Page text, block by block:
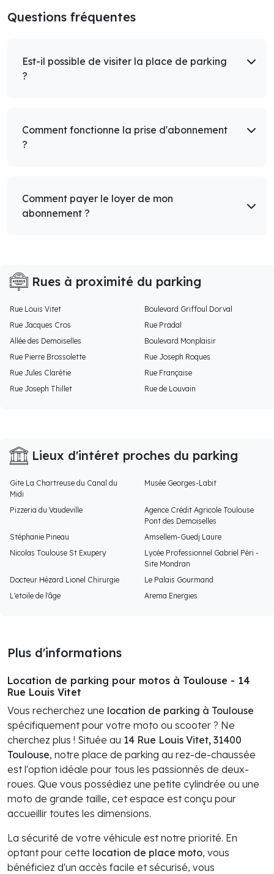
Questions fréquentes
Est-il possible de visiter la place de parking
?
Comment fonctionne la prise d'abonnement
?
Comment payer le loyer de mon
abonnement ?
Rues à proximité du parking
Rue Louis Vitet
Boulevard Griffoul Dorval
Rue Jacques Cros
Rue Pradal
Allée des Demoiselles
Boulevard Monplaisir
Rue Pierre Brossolette
Rue Joseph Roques
Rue Jules Clarétie
Rue Française
Rue Joseph Thillet
Rue de Louvain
Lieux d'intéret proches du parking
Gite La Chartreuse du Canal du
Midi
Musée Georges-Labit
Pizzeria du Vaudeville
Agence Crédit Agricole Toulouse
Pont des Demoiselles
Stéphanie Pineau
Amsellem-Guedj Laure
Nicolas Toulouse St Exupery
Lycée Professionnel Gabriel Péri -
Site Mondran
Docteur Hézard Lionel Chirurgie
Le Palais Gourmand
L'etoile de l'âge
Arema Energies
Plus d'informations
Location de parking pour motos à Toulouse - 14
Rue Louis Vitet
Vous recherchez une location de parking à Toulouse
spécifiquement pour votre moto ou scooter ? Ne
cherchez plus ! Située au 14 Rue Louis Vitet, 31400
Toulouse, notre place de parking au rez-de-chaussée
est l'option idéale pour tous les passionnés de deux-
roues. Que vous possédiez une petite cylindrée ou une
moto de grande taille, cet espace est conçu pour
accueillir toutes les dimensions.
La sécurité de votre véhicule est notre priorité. En
optant pour cette location de place moto, vous
bénéficiez d'un accès facile et sécurisé, vous